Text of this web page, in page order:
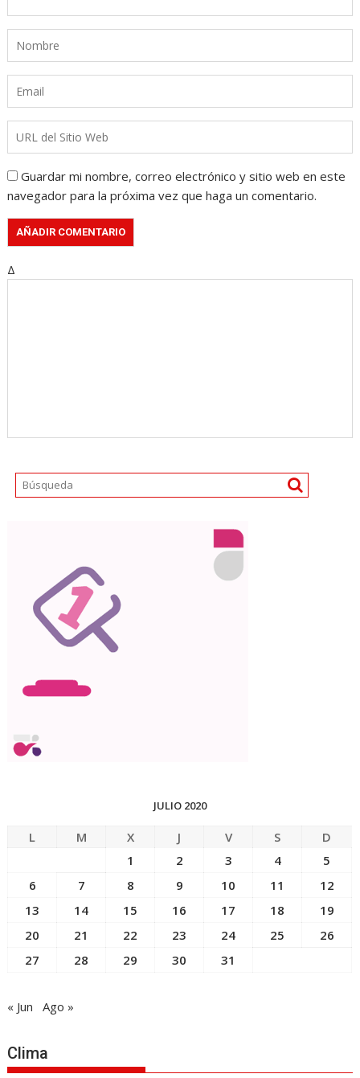
Guardar mi nombre, correo electrónico y sitio web en este
navegador para la próxima vez que haga un comentario.
Δ
JULIO 2020
L M X J V S
D
1
2 3 4
5
6
7 8 9 10 11
12
13
14 15 16 17 18
19
20
21 22 23 24 25
26
27
28 29 30 31
« Jun Ago »
Clima